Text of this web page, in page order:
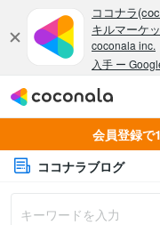
会員登録で
ココナラブログ